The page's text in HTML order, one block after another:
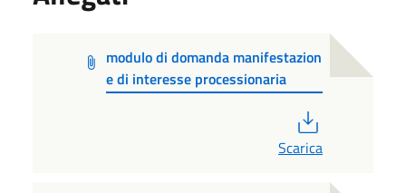
modulo di domanda manifestazion
e di interesse processionaria
Scarica